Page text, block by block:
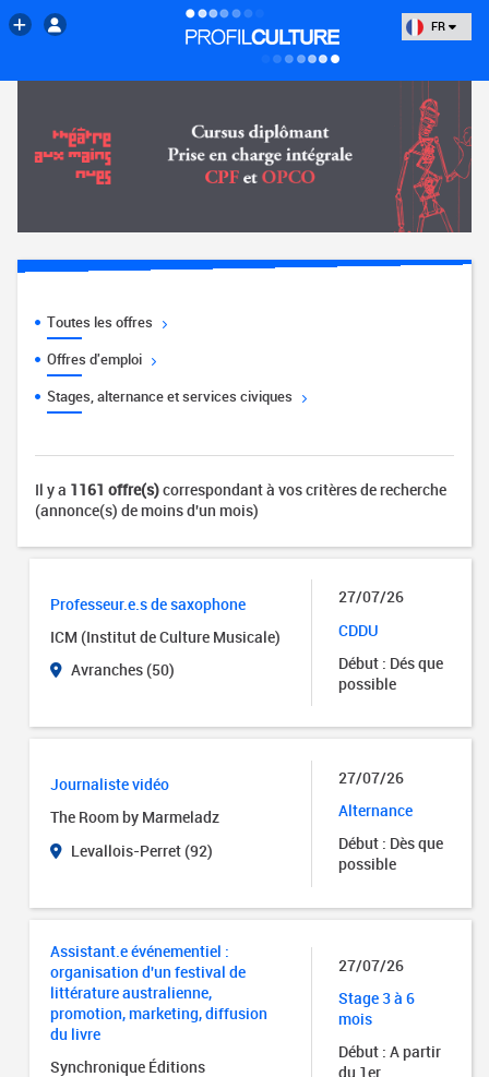
FR
Toutes les offres
Offres d'emploi
Stages, alternance et services civiques
Il y a 1161 offre(s)correspondant à vos critères de recherche
(annonce(s) de moins d'un mois)
Professeur.e.s de saxophone
ICM (Institut de Culture Musicale)
Avranches (50)
27/07/26
CDDU
Début : Dés que
possible
Journaliste vidéo
The Room by Marmeladz
Levallois-Perret (92)
27/07/26
Alternance
Début : Dès que
possible
Assistant.e événementiel :
organisation d'un festival de
littérature australienne,
promotion, marketing, diffusion
du livre
Synchronique Éditions
27/07/26
Stage 3 à 6
mois
Début : A partir
du 1er